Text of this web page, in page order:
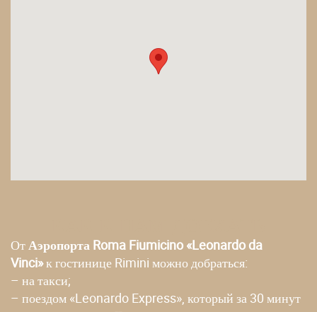
От Аэропорта Roma Fiumicino «Leonardo da
Vinci»к гостинице Rimini можно добраться:
– на такси;
– поездом «Leonardo Express», который за 30 минут